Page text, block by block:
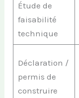
Étude de
faisabilité
technique
Déclaration /
permis de
construire